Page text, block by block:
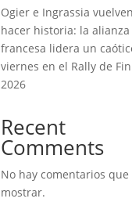
Ogier e Ingrassia
hacer historia: la alianza
francesa lidera un
viernes en el Rally de
2026
Recent
Comments
No hay comentarios que
mostrar.